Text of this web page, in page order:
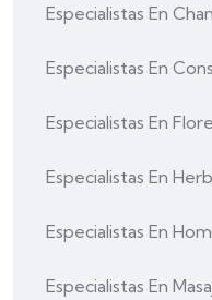
Especialistas En
Especialistas En
Especialistas En
Especialistas En
Especialistas En
Especialistas En